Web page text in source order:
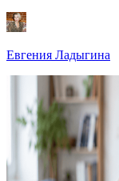
Евгения Ладыгина